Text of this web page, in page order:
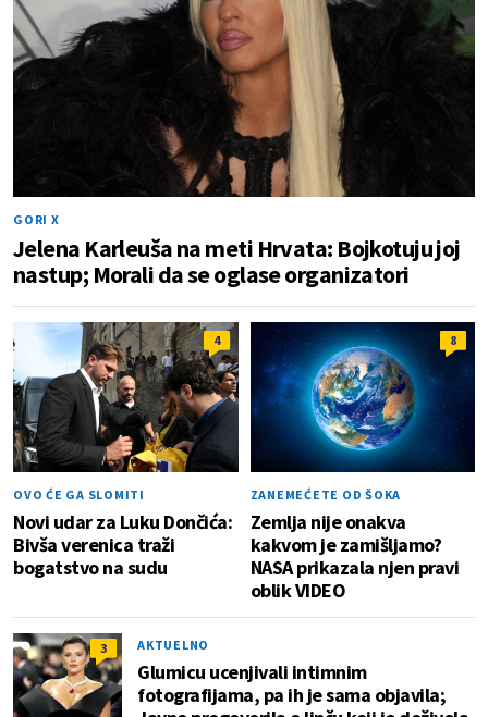
GORI X
Jelena Karleuša na meti Hrvata: Bojkotuju joj
nastup; Morali da se oglase organizatori
4
OVO ĆE GA SLOMITI
Novi udar za Luku Dončića:
Bivša verenica traži
bogatstvo na sudu
8
ZANEMEĆETE OD ŠOKA
Zemlja nije onakva
kakvom je zamišljamo?
NASA prikazala njen pravi
oblik VIDEO
3 AKTUELNO
Glumicu ucenjivali intimnim
fotografijama, pa ih je sama objavila;